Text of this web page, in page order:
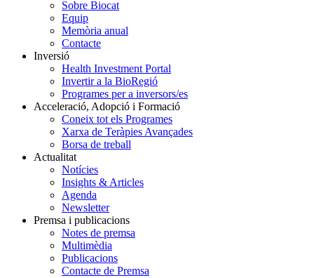
Sobre Biocat
Equip
Memòria anual
Contacte
Inversió
Health Investment Portal
Invertir a la BioRegió
Programes per a inversors/es
Acceleració, Adopció i Formació
Coneix tot els Programes
Xarxa de Teràpies Avançades
Borsa de treball
Actualitat
Notícies
Insights & Articles
Agenda
Newsletter
Premsa i publicacions
Notes de premsa
Multimèdia
Publicacions
Contacte de Premsa